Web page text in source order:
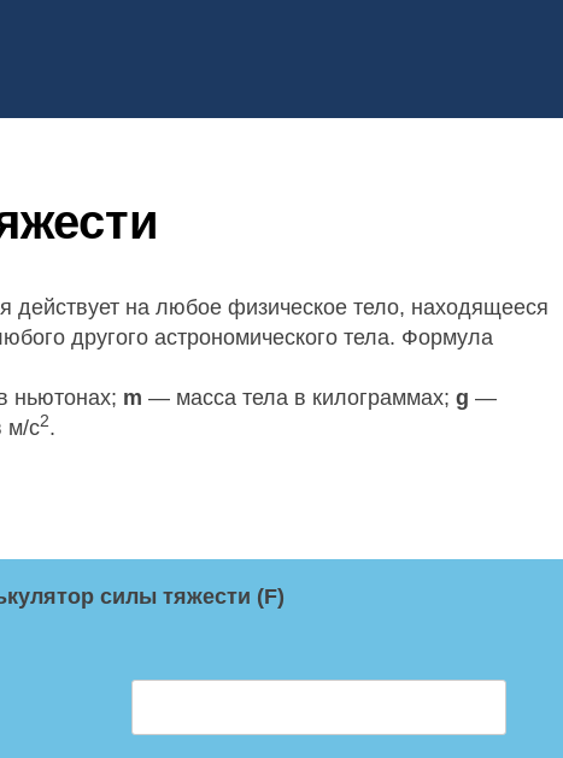
действует на любое физическое тело, находящееся
другого астрономического тела. Формула
ньютонах; m — масса тела в килограммах; g —
м/с2.
силы тяжести (F)